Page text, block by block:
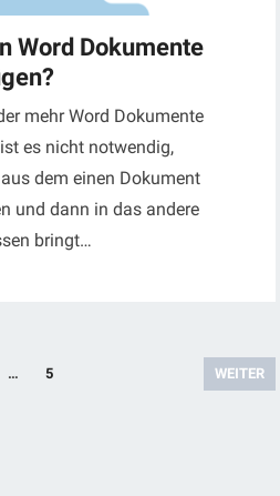
Word Dokumente
mehr Word Dokumente
es nicht notwendig,
dem einen Dokument
und dann in das andere
bringt…
… 5 WEITER